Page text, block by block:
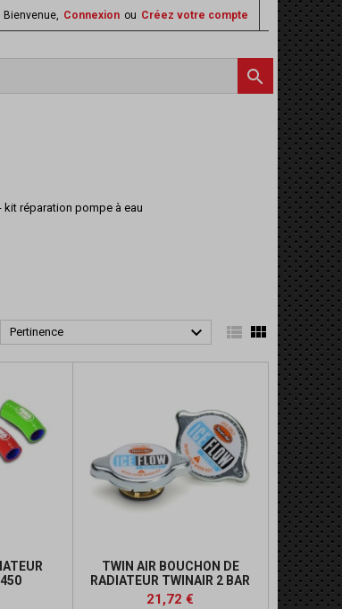
Bienvenue, Connexion ou Créez votre compte

réparation pompe à eau
Pertinence   
TWIN AIR BOUCHON DE
RADIATEUR TWINAIR 2 BAR
Prix
21,72 €